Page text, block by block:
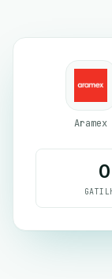
Aramex
0